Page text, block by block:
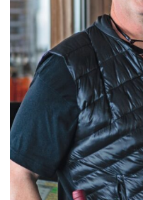
dans l’univers des
en 2008 avec le «
avant de se tourner
N°8 Bed & Bar à
dans notre nouveau
Patrimoine.